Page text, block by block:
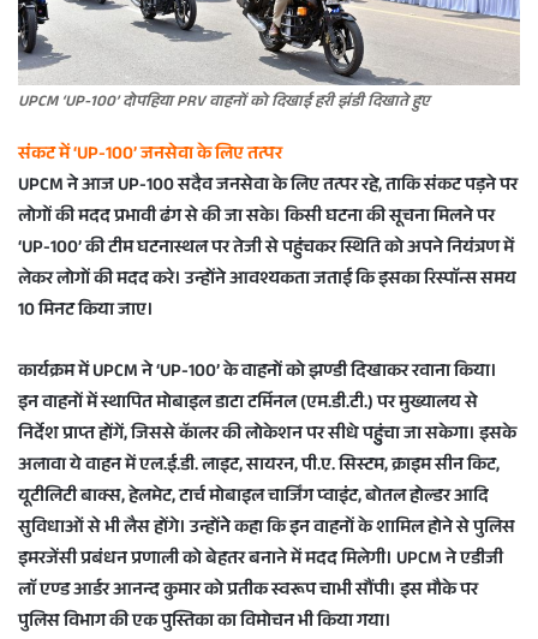
UPCM ‘UP-100’ दोपहिया PRV वाहनों को दिखाई हरी झंडी दिखाते हुए
संकट में ‘UP-100’ जनसेवा के लिए तत्पर
UPCM ने आज UP-100 सदैव जनसेवा के लिए तत्पर रहे, ताकि संकट पड़ने पर
लोगों की मदद प्रभावी ढंग से की जा सके। किसी घटना की सूचना मिलने पर
‘UP-100’ की टीम घटनास्थल पर तेजी से पहुंचकर स्थिति को अपने नियंत्रण में
लेकर लोगों की मदद करे। उन्होंने आवश्यकता जताई कि इसका रिस्पाॅन्स समय
10 मिनट किया जाए।
कार्यक्रम में UPCM ने ‘UP-100’ के वाहनों को झण्डी दिखाकर रवाना किया।
इन वाहनों में स्थापित मोबाइल डाटा टर्मिनल (एम.डी.टी.) पर मुख्यालय से
निर्देश प्राप्त होंगें, जिससे कॅालर की लोकेशन पर सीधे पहुुंचा जा सकेगा। इसके
अलावा ये वाहन में एल.ई.डी. लाइट, सायरन, पी.ए. सिस्टम, क्राइम सीन किट,
यूटीलिटी बाक्स, हेलमेट, टार्च मोबाइल चार्जिंग प्वाइंट, बोतल होल्डर आदि
सुविधाओं से भी लैस होंगे। उन्होंनेे कहा कि इन वाहनों के शामिल होने से पुलिस
इमरजेंसी प्रबंधन प्रणाली को बेहतर बनाने में मदद मिलेगी। UPCM ने एडीजी
लाॅ एण्ड आर्डर आनन्द कुमार को प्रतीक स्वरूप चाभी सौंपी। इस मौके पर
पुलिस विभाग की एक पुस्तिका का विमोचन भी किया गया।